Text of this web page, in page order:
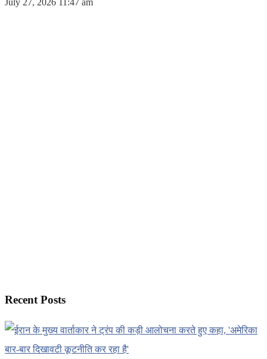
July 27, 2026 11:47 am
Recent Posts